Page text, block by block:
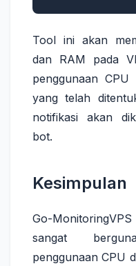
Tool ini akan
dan RAM pada
penggunaan
yang telah
notifikasi akan
bot.
Kesimpulan
Go-
sangat
penggunaan CPU